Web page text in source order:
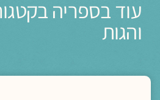
עוד בספריה
והגות